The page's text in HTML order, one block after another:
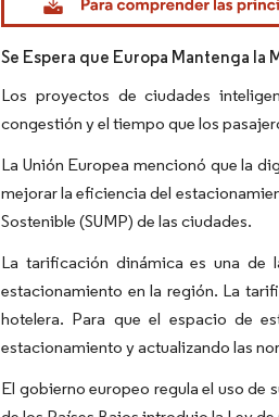
Se Espera que Europa Mantenga
Los proyectos de ciudades
congestión y el tiempo que los
La Unión Europea mencionó que la
mejorar la eficiencia del
Sostenible (SUMP) de las ciudades.
La tarificación dinámica es una de
estacionamiento en la región. La
hotelera. Para que el espacio de
estacionamiento y actualizando las
El gobierno europeo regula el uso de